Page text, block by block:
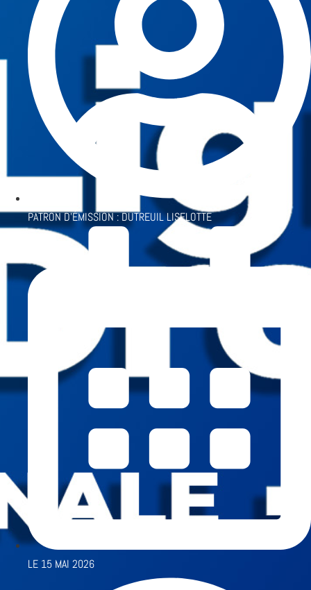
PATRON D'ÉMISSION :DUTREUIL LISELOTTE
LE 15 MAI 2026